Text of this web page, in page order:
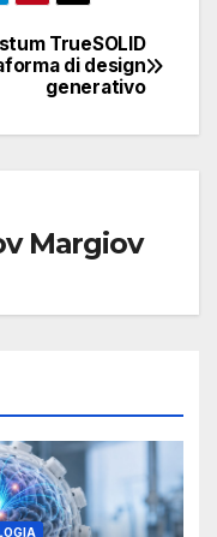
TrueSOLID
di design
generativo
Margiov